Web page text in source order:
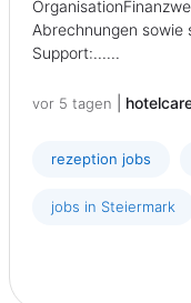
Abrechnungen sowie
Support:......
vor 5 tagen
rezeption jobs
jobs in Steiermark